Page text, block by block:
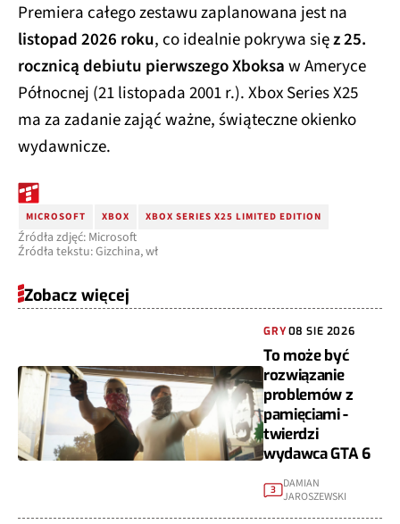
Premiera całego zestawu zaplanowana jest na
listopad 2026 roku, co idealnie pokrywa sięz 25.
rocznicą debiutu pierwszego Xboksaw Ameryce
Północnej (21 listopada 2001 r.). Xbox Series X25
ma za zadanie zająć ważne, świąteczne okienko
wydawnicze.
MICROSOFT XBOX XBOX SERIES X25 LIMITED EDITION
Źródła zdjęć: Microsoft
Źródła tekstu: Gizchina, wł
Zobacz więcej
GRY08 SIE 2026
To może być
rozwiązanie
problemów z
pamięciami -
twierdzi
wydawca GTA 6
3 DAMIAN
JAROSZEWSKI